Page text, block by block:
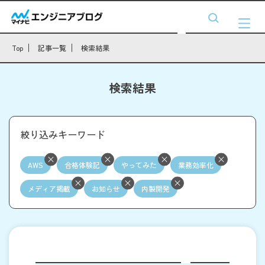
Top 記事一覧 検索結果
検索結果
絞り込みキーワード
AWS 合格体験記 やってみた 業務効率化
メディア掲載 お知らせ 内製開発